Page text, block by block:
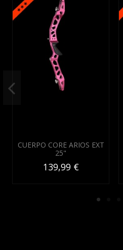
CUERPO CORE ARIOS EXT
25"
139,99 €